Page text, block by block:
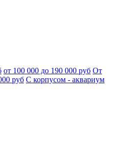
от 100 000 до 190 000 руб От
руб С корпусом - аквариум